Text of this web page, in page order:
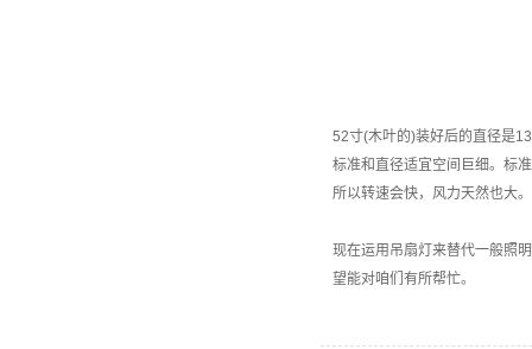
52寸(木叶的)装好后的直径是
标准和直径适宜空间巨细。标
所以转速会快，风力天然也大
现在运用吊扇灯来替代一般照
望能对咱们有所帮忙。